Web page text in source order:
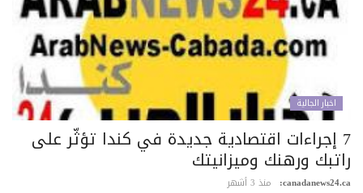
اخبار الجالية
7 إجراءات اقتصادية جديدة في كندا تؤثّر على
ورهنك وميزانيتك
منذ 3 أشهر